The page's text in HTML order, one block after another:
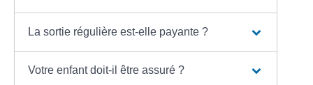
La sortie régulière est-elle payante ?
Votre enfant doit-il être assuré ?